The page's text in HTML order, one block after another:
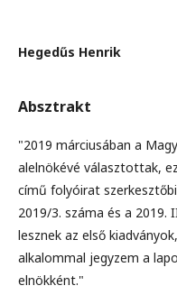
Hegedűs Henrik
Absztrakt
"2019 márciusában a
alelnökévé választottak,
című folyóirat
2019/3. száma és a 2019.
lesznek az első
alkalommal jegyzem a
elnökként."